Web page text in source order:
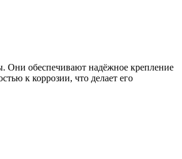
обеспечивают надёжное крепление
к коррозии, что делает его